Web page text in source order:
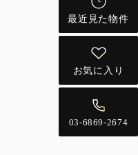
最近見た物件
お気に入り
03-6869-2674